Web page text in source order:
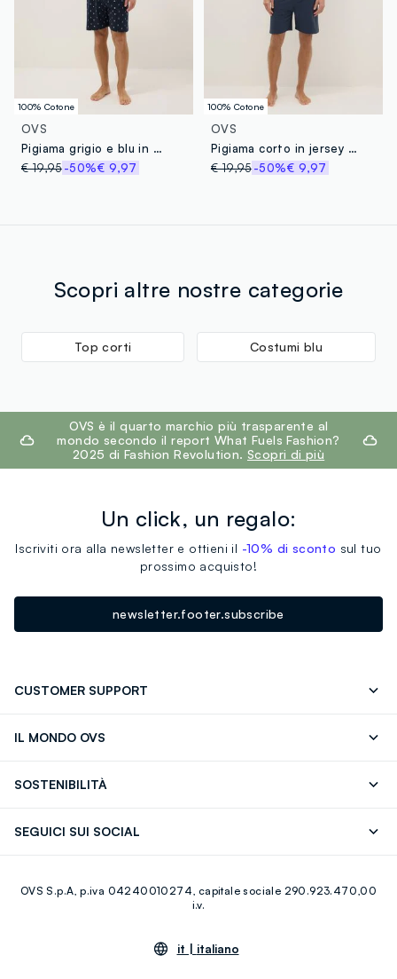
100% Cotone
OVS
Pigiama grigio e blu in puro cotone organico jersey regular fit
€ 19,95-50%€ 9,97
100% Cotone
OVS
Pigiama corto in jersey di puro cotone organico multicolor con stampa
€ 19,95 -50%€ 9,97
Scopri altre nostre categorie
Top corti Costumi blu
footer.ariatitleOVS è il quarto marchio più trasparente al
mondo secondo il report What Fuels Fashion?
2025 di Fashion Revolution. Scopri di più
Un click, un regalo:
Iscriviti ora alla newsletter e ottieni il -10% di sconto sul tuo
prossimo acquisto!
newsletter.footer.subscribe
CUSTOMER SUPPORT
IL MONDO OVS
Giftcard
SOSTENIBILITÀ
SEGUICI SUI SOCIAL
Youtube Linkedin
OVS S.p.A, p.iva 04240010274, capitale sociale 290.923.470,00
i.v.
it | italiano